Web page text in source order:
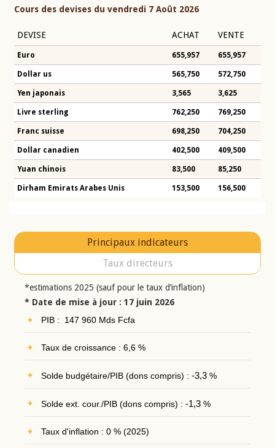
Cours des devises du vendredi 7 Août 2026
DEVISE ACHAT VENTE
Euro 655,957 655,957
Dollar us 565,750 572,750
Yen japonais 3,565 3,625
Livre sterling 762,250 769,250
Franc suisse 698,250 704,250
Dollar canadien 402,500 409,500
Yuan chinois 83,500 85,250
Dirham Emirats Arabes Unis 153,500 156,500
Principaux indicateurs
Taux directeurs
*estimations 2025 (sauf pour le taux d’inflation)
* Date de mise à jour : 17 juin 2026
PIB : 147 960 Mds Fcfa
Taux de croissance : 6,6 %
Solde budgétaire/PIB (dons compris) : -3,3%
Solde ext. cour./PIB (dons compris) : -1,3%
Taux d'inflation : 0 % (2025)